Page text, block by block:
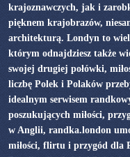
krajoznawczych, jak i
pięknem krajobrazów,
architekturą. Londyn to
którym odnajdziesz także
swojej drugiej połówki,
liczbę Polek i Polaków
idealnym serwisem
poszukujących miłości,
w Anglii, randka.london
miłości, flirtu i przygód dla